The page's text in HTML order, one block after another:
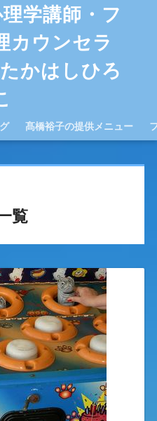
学講師・フ
カウンセラ
かはしひろ
髙橋裕子の提供メニュー
覧